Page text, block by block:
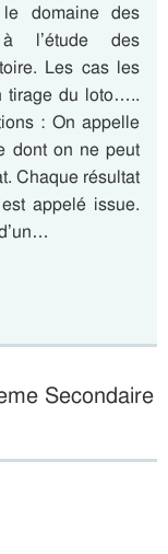
domaine des
à l’étude des
Les cas les
tirage du loto…..
: On appelle
dont on ne peut
Chaque résultat
appelé issue.
Secondaire